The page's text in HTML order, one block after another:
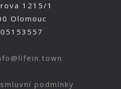
1215/1
Olomouc
podmínky